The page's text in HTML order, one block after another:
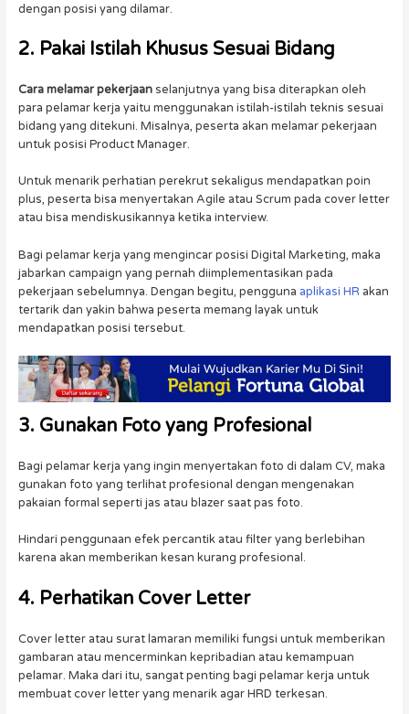
dengan posisi yang dilamar.
2. Pakai Istilah Khusus Sesuai Bidang
Cara melamar pekerjaanselanjutnya yang bisa diterapkan oleh
para pelamar kerja yaitu menggunakan istilah-istilah teknis sesuai
bidang yang ditekuni. Misalnya, peserta akan melamar pekerjaan
untuk posisi Product Manager.
Untuk menarik perhatian perekrut sekaligus mendapatkan poin
plus, peserta bisa menyertakan Agile atau Scrum pada cover letter
atau bisa mendiskusikannya ketika interview.
Bagi pelamar kerja yang mengincar posisi Digital Marketing, maka
jabarkan campaign yang pernah diimplementasikan pada
pekerjaan sebelumnya. Dengan begitu, pengguna aplikasi HR akan
tertarik dan yakin bahwa peserta memang layak untuk
mendapatkan posisi tersebut.
3. Gunakan Foto yang Profesional
Bagi pelamar kerja yang ingin menyertakan foto di dalam CV, maka
gunakan foto yang terlihat profesional dengan mengenakan
pakaian formal seperti jas atau blazer saat pas foto.
Hindari penggunaan efek percantik atau filter yang berlebihan
karena akan memberikan kesan kurang profesional.
4. Perhatikan Cover Letter
Cover letter atau surat lamaran memiliki fungsi untuk memberikan
gambaran atau mencerminkan kepribadian atau kemampuan
pelamar. Maka dari itu, sangat penting bagi pelamar kerja untuk
membuat cover letter yang menarik agar HRD terkesan.